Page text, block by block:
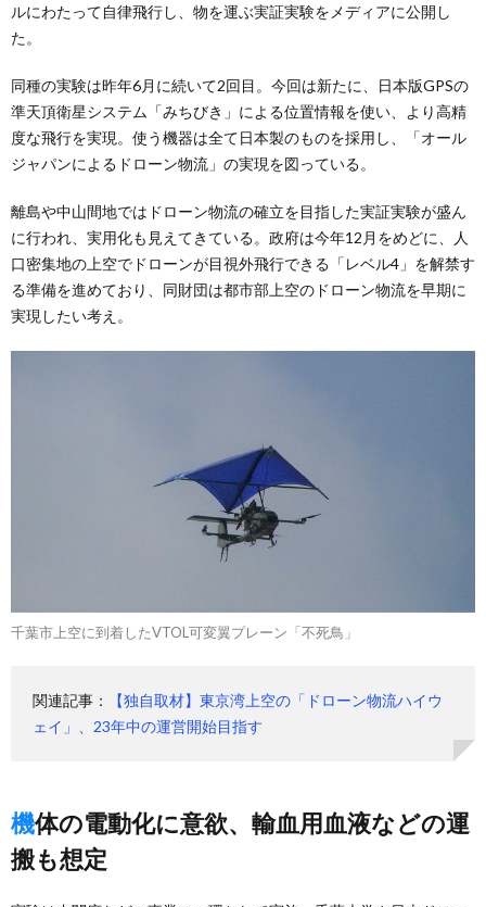
ルにわたって自律飛行し、物を運ぶ実証実験をメディアに公開し
た。
同種の実験は昨年6月に続いて2回目。今回は新たに、日本版GPSの
準天頂衛星システム「みちびき」による位置情報を使い、より高精
度な飛行を実現。使う機器は全て日本製のものを採用し、「オール
ジャパンによるドローン物流」の実現を図っている。
離島や中山間地ではドローン物流の確立を目指した実証実験が盛ん
に行われ、実用化も見えてきている。政府は今年12月をめどに、人
口密集地の上空でドローンが目視外飛行できる「レベル4」を解禁す
る準備を進めており、同財団は都市部上空のドローン物流を早期に
実現したい考え。
千葉市上空に到着したVTOL可変翼プレーン「不死鳥」
関連記事：
【独自取材】東京湾上空の「ドローン物流ハイウ
ェイ」、23年中の運営開始目指す
機体の電動化に意欲、輸血用血液などの運
搬も想定